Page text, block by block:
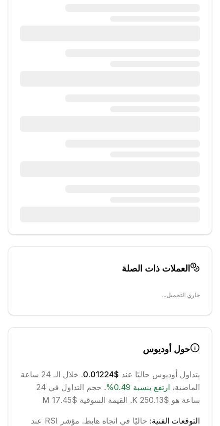
العملات ذات الصلة
جاري التحميل...
حول أوديوس
يتداول أوديوس حاليًا عند $0.01224
. خلال الـ 24 ساعة
الماضية، ارتفع بنسبة 0.49
%
.
حجم التداول في 24
ساعة هو $250.13 K.
القيمة السوقية $17.45 M
التوقعات الفنية: حاليًا في اتجاه هابط.
مؤشر RSI عند